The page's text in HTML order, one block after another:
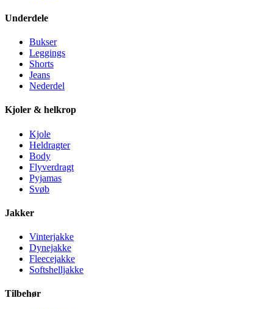
Underdele
Bukser
Leggings
Shorts
Jeans
Nederdel
Kjoler & helkrop
Kjole
Heldragter
Body
Flyverdragt
Pyjamas
Svøb
Jakker
Vinterjakke
Dynejakke
Fleecejakke
Softshelljakke
Tilbehør